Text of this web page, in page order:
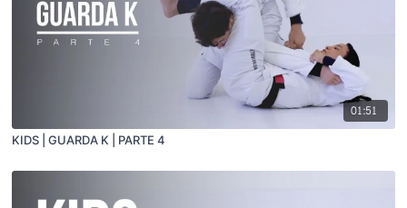
01:51
KIDS | GUARDA K | PARTE 4